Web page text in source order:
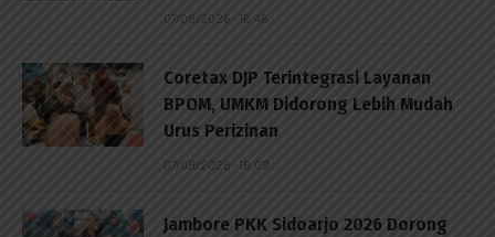
07/08/2026 - 16:46
Coretax DJP Terintegrasi Layanan
BPOM, UMKM Didorong Lebih Mudah
Urus Perizinan
07/08/2026 - 16:09
Jambore PKK Sidoarjo 2026 Dorong